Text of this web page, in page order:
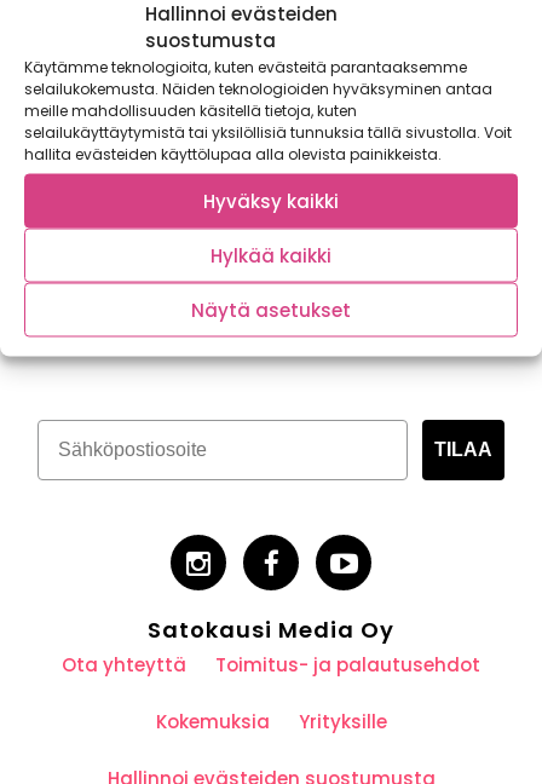
Hallinnoi evästeiden
suostumusta
Käytämme teknologioita, kuten evästeitä parantaaksemme
selailukokemusta. Näiden teknologioiden hyväksyminen antaa
meille mahdollisuuden käsitellä tietoja, kuten
selailukäyttäytymistä tai yksilöllisiä tunnuksia tällä sivustolla. Voit
hallita evästeiden käyttölupaa alla olevista painikkeista.
Hyväksy kaikki
Hylkää kaikki
Näytä asetukset
Kevään saapuessa aurinko saa viinilasinkin kimaltelemaan,
ja silloin paras täyte lasiin on ihana,...
Tilaa kasvispitoinen uutiskirje
TILAA
Satokausi Media Oy
Ota yhteyttä Toimitus- ja palautusehdot
Kokemuksia Yrityksille
Hallinnoi evästeiden suostumusta